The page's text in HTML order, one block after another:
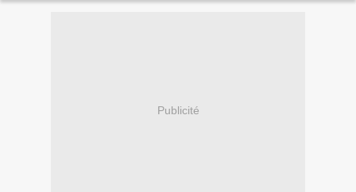
Publicité